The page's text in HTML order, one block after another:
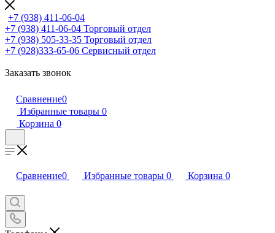
+7 (938) 411-06-04
+7 (938) 411-06-04 Торговый отдел
+7 (938) 505-33-35 Торговый отдел
+7 (928)333-65-06 Сервисный отдел
Заказать звонок
Сравнение0
Избранные товары 0
Корзина 0
Сравнение0 Избранные товары 0 Корзина 0